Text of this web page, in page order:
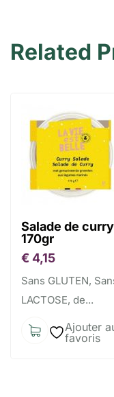
Related
Salade de curry
170gr
€ 4,15
Sans GLUTEN,
LACTOSE, de...
Ajouter
favoris